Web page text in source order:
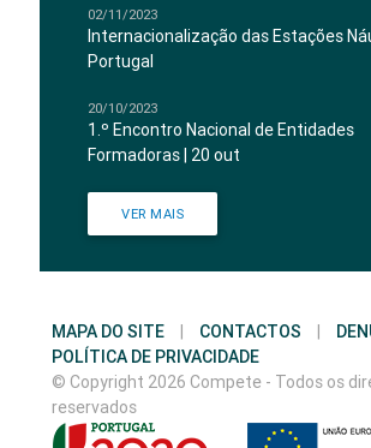
02/11/2023
Internacionalização das Estações
Portugal
20/10/2023
1.º Encontro Nacional de Entidades
Formadoras | 20 out
VER MAIS
MAPA DO SITE CONTACTOS
POLÍTICA DE PRIVACIDADE
© Copyright 2026 Compete - Todos os
reservados